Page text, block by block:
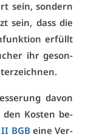
sein, son­dern
sein, dass die
er­füllt
ihr ge­son­
da­von
den Kos­ten be­
BGB ei­ne Ver­